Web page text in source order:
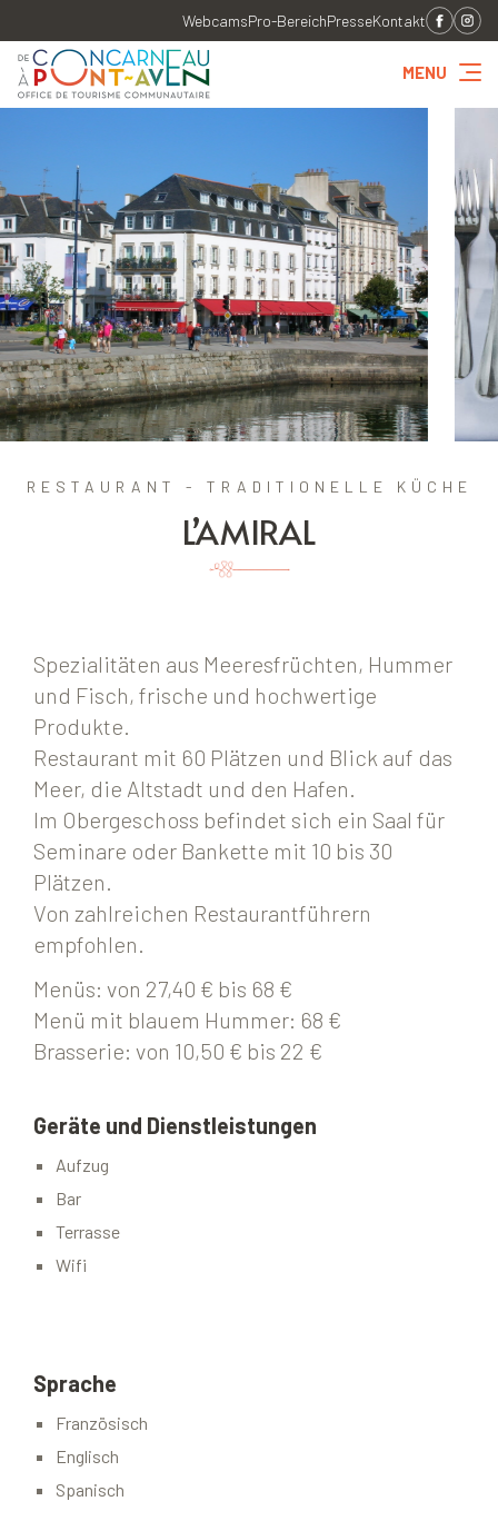
WebcamsPro-BereichPresseKontakt
MENU
RESTAURANT - TRADITIONELLE KÜCHE
L’AMIRAL
Spezialitäten aus Meeresfrüchten, Hummer
und Fisch, frische und hochwertige
Produkte.
Restaurant mit 60 Plätzen und Blick auf das
Meer, die Altstadt und den Hafen.
Im Obergeschoss befindet sich ein Saal für
Seminare oder Bankette mit 10 bis 30
Plätzen.
Von zahlreichen Restaurantführern
empfohlen.
Menüs: von 27,40 € bis 68 €
Menü mit blauem Hummer: 68 €
Brasserie: von 10,50 € bis 22 €
Geräte und Dienstleistungen
Aufzug
Bar
Terrasse
Wifi
Sprache
Französisch
Englisch
Spanisch